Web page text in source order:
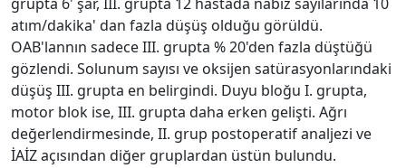
atım/dakika' dan fazla düşüş olduğu görüldü.
OAB'lannın sadece III. grupta % 20'den fazla düştüğü
gözlendi. Solunum sayısı ve oksijen satürasyonlarındaki
düşüş III. grupta en belirgindi. Duyu bloğu I. grupta,
motor blok ise, III. grupta daha erken gelişti. Ağrı
değerlendirmesinde, II. grup postoperatif analjezi ve
İAİZ açısından diğer gruplardan üstün bulundu.